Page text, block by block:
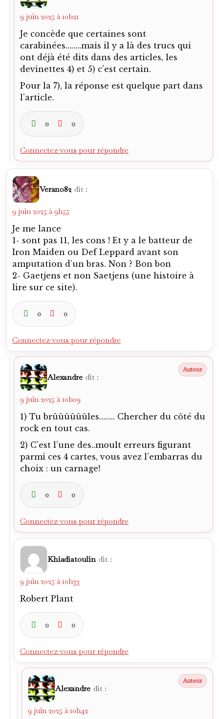
9 juin 2025 à 10h21
Je concède que certaines sont
carabinées……..mais il y a là des trucs qui
ont déjà été dits dans des articles, les
devinettes 4) et 5) c’est certain.
Pour la 7), la réponse est quelque part dans
l’article.
0 0
Connectez-vous pour répondre
Verano82 dit :
9 juin 2025 à 9h55
Je me lance
1- sont pas 11, les cons ! Et y a le batteur de
Iron Maiden ou Def Leppard avant son
amputation d’un bras. Non ? Bon bon
2- Gaetjens et non Saetjens (une histoire à
lire sur ce site).
0 0
Connectez-vous pour répondre
Alexandre dit :
9 juin 2025 à 10h09
1) Tu brûûûûûûles…….. Chercher du côté du
rock en tout cas.
2) C’est l’une des..moult erreurs figurant
parmi ces 4 cartes, vous avez l’embarras du
choix : un carnage!
0 0
Connectez-vous pour répondre
Khiadiatoulin dit :
9 juin 2025 à 10h33
Robert Plant
0 0
Connectez-vous pour répondre
Alexandre dit :
9 juin 2025 à 10h42